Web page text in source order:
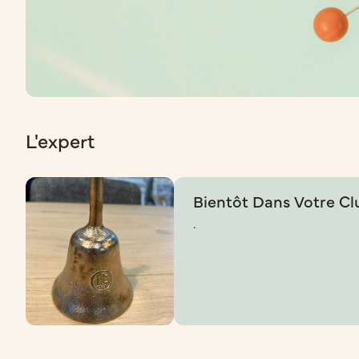
L'expert
Bientôt Dans Votre
.